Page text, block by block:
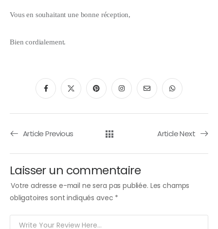
Vous en souhaitant une bonne réception,
Bien cordialement.
Article Previous Article Next
Laisser un commentaire
Votre adresse e-mail ne sera pas publiée. Les champs
obligatoires sont indiqués avec *